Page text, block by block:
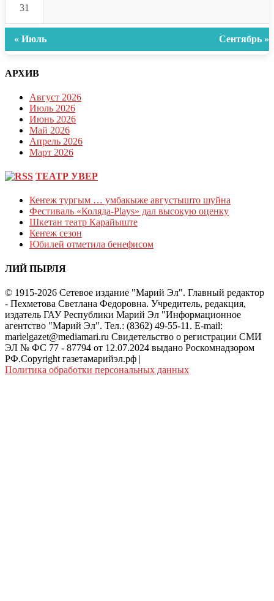
31
« Июль Сентябрь »
АРХИВ
Август 2026
Июль 2026
Июнь 2026
Май 2026
Апрель 2026
Март 2026
ТЕАТР УВЕР
Кеҥеж тургым … умбакыже августышто шуйна
Фестиваль «Коляда-Plays» дал высокую оценку
Шкетан театр Карайыште
Кеҥеж сезон
Юбилей отметила бенефисом
ЛИЙ ПЫРЛЯ
© 1915-2026 Сетевое издание "Марий Эл". Главный редактор
- Пехметова Светлана Федоровна. Учредитель, редакция,
издатель ГАУ Республики Марий Эл "Информационное
агентство "Марий Эл". Тел.: (8362) 49-55-11. E-mail:
marielgazet@mediamari.ru Свидетельство о регистрации СМИ
ЭЛ № ФС 77 - 87794 от 12.07.2024 выдано Роскомнадзором
РФ.Copyright газетамарийэл.рф |
Политика обработки персональных данных